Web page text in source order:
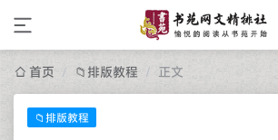
首页 / 📁排版教程 / 正文
📁排版教程